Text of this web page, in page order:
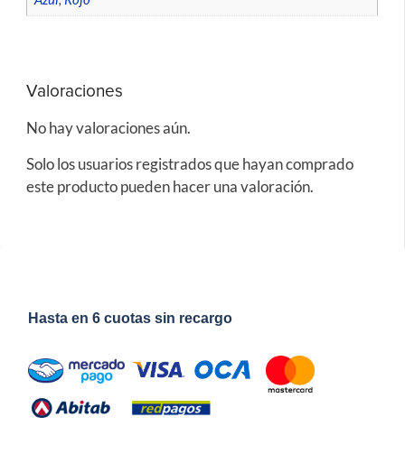
Valoraciones
No hay valoraciones aún.
Solo los usuarios registrados que hayan comprado
este producto pueden hacer una valoración.
Hasta en 6 cuotas sin recargo